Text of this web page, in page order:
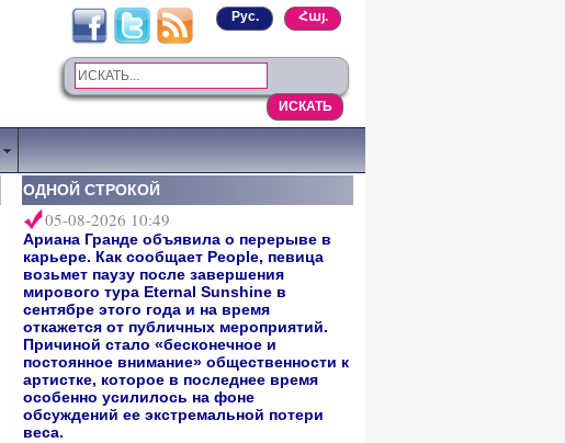
Հայ.
Рус.
ОДНОЙ СТРОКОЙ
05-08-2026 10:49
Ариана Гранде объявила о перерыве в
карьере. Как сообщает People, певица
возьмет паузу после завершения
мирового тура Eternal Sunshine в
сентябре этого года и на время
откажется от публичных мероприятий.
Причиной стало «бесконечное и
постоянное внимание» общественности к
артистке, которое в последнее время
особенно усилилось на фоне
обсуждений ее экстремальной потери
веса.